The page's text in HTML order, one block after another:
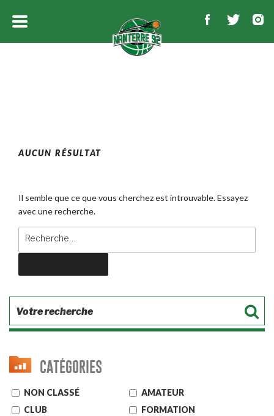
AUCUN RÉSULTAT
Il semble que ce que vous cherchez est introuvable. Essayez
avec une recherche.
Recherche
CATÉGORIES
NON CLASSÉ
AMATEUR
CLUB
FORMATION